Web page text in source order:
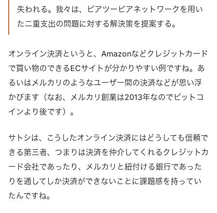
失われる。我々は、ピアツーピアネットワークを用い
た二重支出の問題に対する解決策を提案する。
オンライン決済というと、Amazonなどクレジットカード
で買い物のできるECサイトが分かりやすい例ですね。あ
るいはメルカリのようなユーザー間の決済などが思い浮
かびます（なお、メルカリ創業は2013年なのでビットコ
インより後です）。
サトシは、こうしたオンライン決済にはどうしても信頼で
きる第三者、つまりは決済を仲介してくれるクレジットカ
ード会社であったり、メルカリと紐付ける銀行であった
りを通してしか決済ができないことに課題感を持ってい
たんですね。